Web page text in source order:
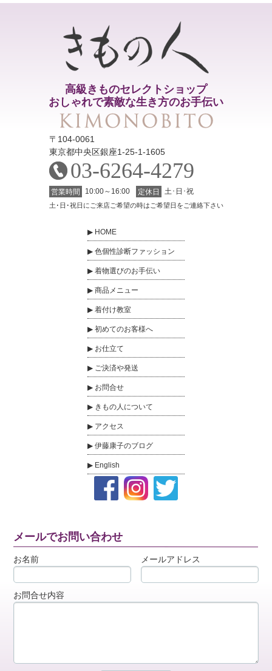
高級きものセレクトショップ
おしゃれで素敵な生き方のお手伝い
〒104-0061
東京都中央区銀座1-25-1-1605
03-6264-4279
営業時間 10:00～16:00 定休日 土･日･祝
土･日･祝日にご来店ご希望の時はご希望日をご連絡下さい
HOME
色個性診断ファッション
着物選びのお手伝い
商品メニュー
着付け教室
初めてのお客様へ
お仕立て
ご決済や発送
お問合せ
きもの人について
アクセス
伊藤康子のブログ
English
メールでお問い合わせ
お名前 メールアドレス
お問合せ内容